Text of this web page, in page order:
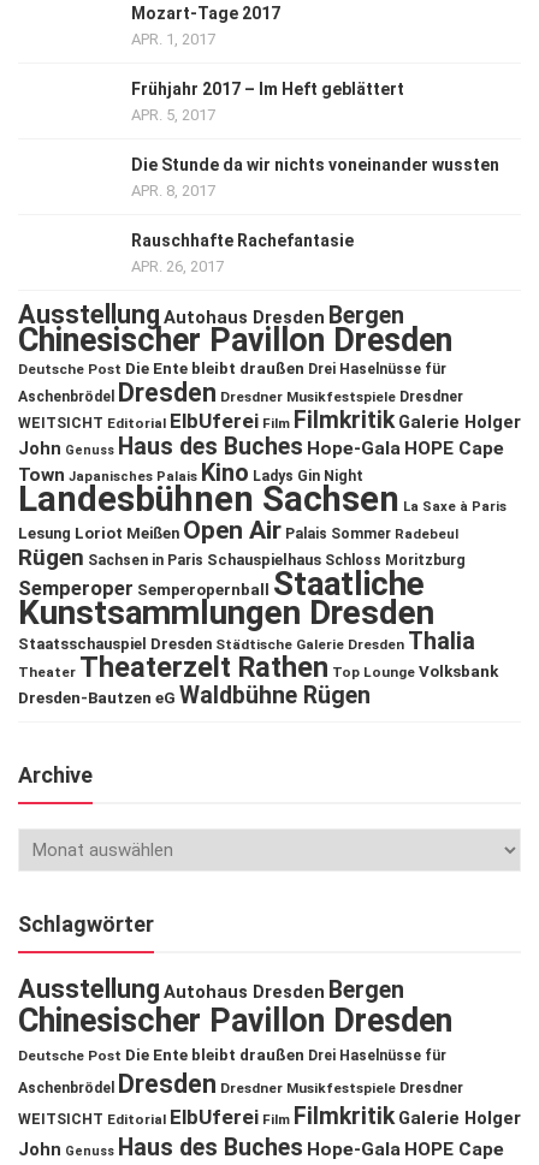
Mozart-Tage 2017
APR. 1, 2017
Frühjahr 2017 – Im Heft geblättert
APR. 5, 2017
Die Stunde da wir nichts voneinander wussten
APR. 8, 2017
Rauschhafte Rachefantasie
APR. 26, 2017
Ausstellung Autohaus Dresden Bergen
Chinesischer Pavillon Dresden
Deutsche Post Die Ente bleibt draußen Drei Haselnüsse für
Aschenbrödel
Dresden Dresdner Musikfestspiele Dresdner
WEITSICHT Editorial ElbUferei Film Filmkritik Galerie Holger
John Genuss Haus des Buches Hope-Gala HOPE Cape
Town Japanisches Palais Kino Ladys Gin Night
Landesbühnen Sachsen La Saxe à Paris
Lesung Loriot Meißen Open Air Palais Sommer Radebeul
Rügen Sachsen in Paris Schauspielhaus Schloss Moritzburg
Semperoper Semperopernball Staatliche
Kunstsammlungen Dresden
Staatsschauspiel Dresden Städtische Galerie Dresden Thalia
Theater Theaterzelt Rathen Top Lounge Volksbank
Dresden-Bautzen eG Waldbühne Rügen
Archive
Schlagwörter
Ausstellung Autohaus Dresden Bergen
Chinesischer Pavillon Dresden
Deutsche Post Die Ente bleibt draußen Drei Haselnüsse für
Aschenbrödel
Dresden Dresdner Musikfestspiele Dresdner
WEITSICHT Editorial ElbUferei Film Filmkritik Galerie Holger
John Genuss Haus des Buches Hope-Gala HOPE Cape